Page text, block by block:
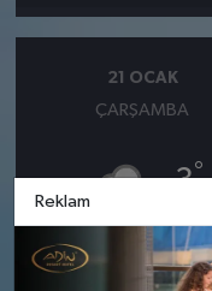
21 OCAK
ÇARŞAMBA
-3°
Orta kuvvetli karlı
Reklam